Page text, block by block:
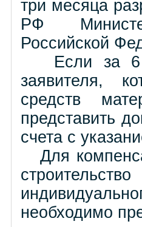
три месяца
РФ
Российской
Если за 6
заявителя,
средств
представить
счета с
Для
необходимо